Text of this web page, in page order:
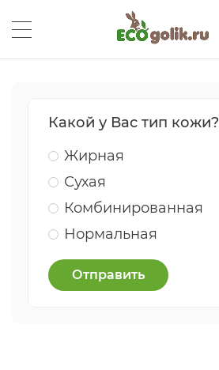
Какой у Вас тип кожи?
Жирная
Сухая
Комбинированная
Нормальная
Отправить